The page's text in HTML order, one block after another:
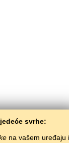
svrhe:
na vašem uređaju i